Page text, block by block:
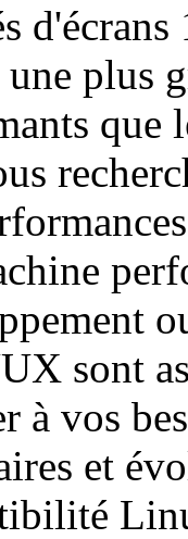
plus
que
sont
à vos
et